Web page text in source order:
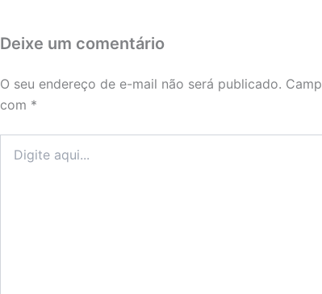
Deixe um comentário
O seu endereço de e-mail não será publicado.
com *
aqui...